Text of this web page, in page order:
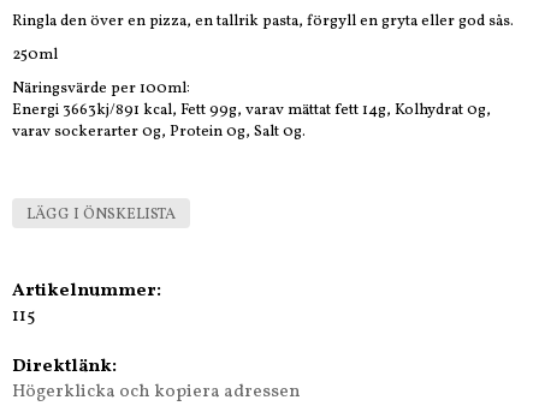
Ringla den över en pizza, en tallrik pasta, förgyll en gryta eller god sås.
250ml
Näringsvärde per 100ml:
Energi 3663kj/891 kcal, Fett 99g, varav mättat fett 14g, Kolhydrat 0g,
varav sockerarter 0g, Protein 0g, Salt 0g.
LÄGG I ÖNSKELISTA
Artikelnummer:
115
Direktlänk:
Högerklicka och kopiera adressen